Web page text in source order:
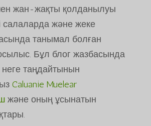
жан-жақты қолданылуы
салаларда және жеке
танымал болған
Бұл блог жазбасында
неге таңдайтынын
Caluanie Muelear
және оның ұсынатын